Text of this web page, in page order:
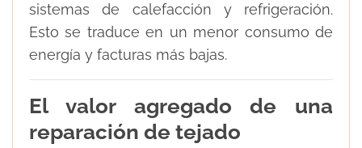
sistemas de calefacción y refrigeración.
Esto se traduce en un menor consumo de
energía y facturas más bajas.
El valor agregado de una
reparación de tejado